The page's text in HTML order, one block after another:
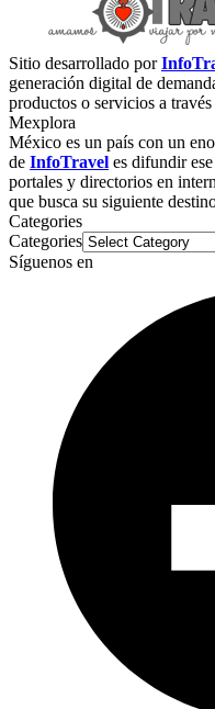
Sitio desarrollado por
generación digital de
productos o servicios a
Mexplora
México es un país con un
de InfoTravel es difundir
portales y directorios en
que busca su siguiente
Categories
Categories
Síguenos en